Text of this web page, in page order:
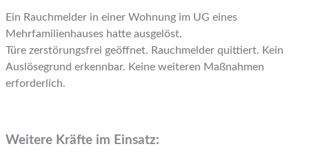
Ein Rauchmelder in einer Wohnung im UG eines
Mehrfamilienhauses hatte ausgelöst.
Türe zerstörungsfrei geöffnet. Rauchmelder quittiert. Kein
Auslösegrund erkennbar. Keine weiteren Maßnahmen
erforderlich.
Weitere Kräfte im Einsatz: